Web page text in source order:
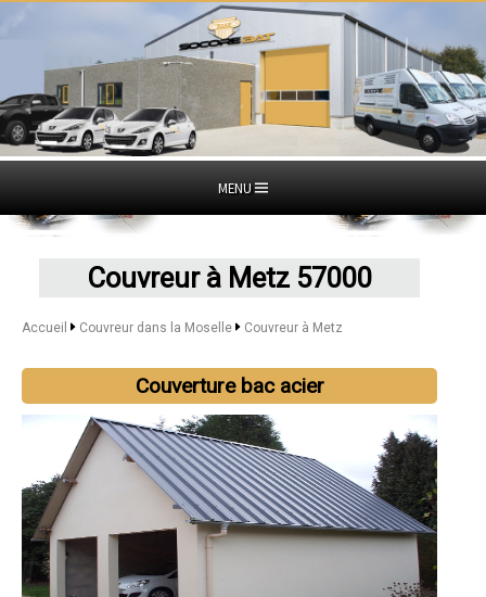
MENU
Couvreur à Metz 57000
Accueil Couvreur dans la Moselle Couvreur à Metz
Couverture bac acier